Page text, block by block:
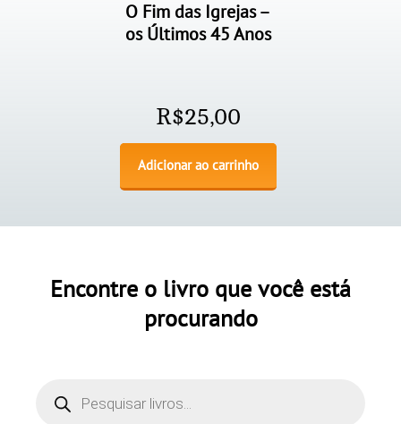
O Fim das Igrejas –
os Últimos 45 Anos
R$25,00
Adicionar ao carrinho
Encontre o livro que você está
procurando